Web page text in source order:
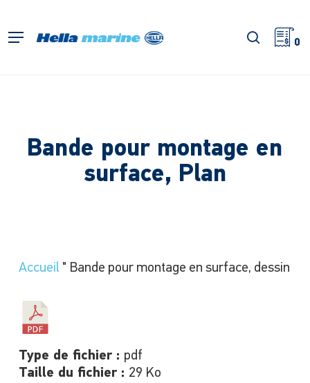
l'accueil
Menu 0
Bande pour montage en
surface, Plan
Accueil" Bande pour montage en surface, dessin
Type de fichier : pdf
Taille du fichier : 29 Ko